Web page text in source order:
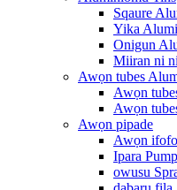
Sqaure
Yika
Onigun
Miiran ni
Awọn tubes
Awọn
Awọn
Awọn pipade
Awọn
Ipara Pump
owusu